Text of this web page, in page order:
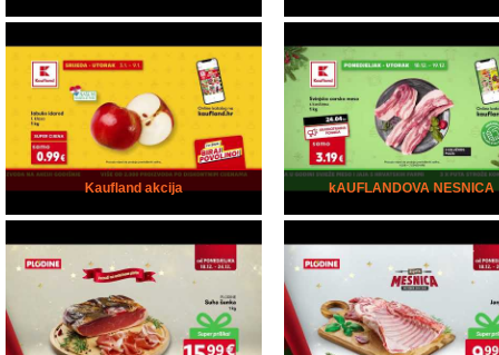
Kaufland akcija kAUFLANDOVA NESNICA